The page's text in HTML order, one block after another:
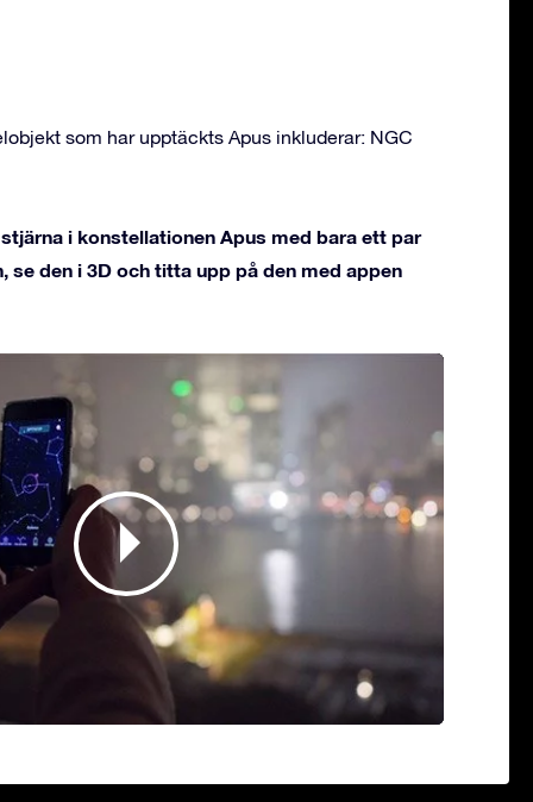
som har upptäckts Apus inkluderar: NGC
i konstellationen Apus med bara ett par
se den i 3D och titta upp på den med appen